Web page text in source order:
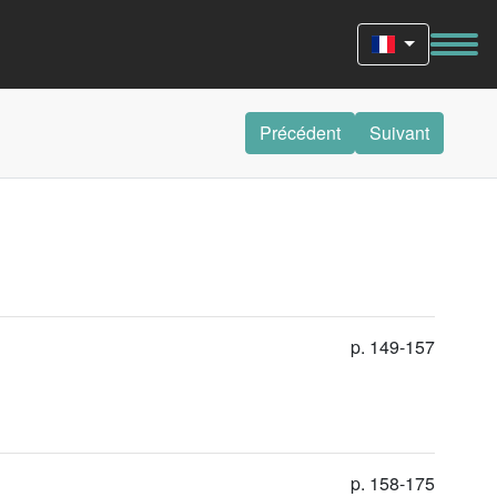
Précédent Suivant
p. 149-157
p. 158-175